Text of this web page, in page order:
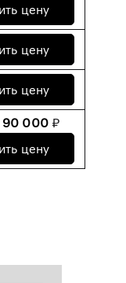
цену
цену
цену
90 000 ₽
цену